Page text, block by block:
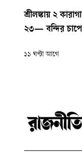
শ্রীলঙ্কায় ২
২৩— বন্দির
১১ ঘণ্টা আগে